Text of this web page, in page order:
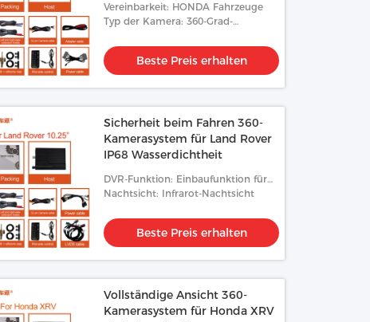
Vereinbarkeit: HONDA Fahrzeuge
Typ der Kamera: 360-Grad-
Beste Preis erhalten
Sicherheit beim Fahren 360-
Kamerasystem für Land Rover
IP68 Wasserdichtheit
DVR-Funktion: Einbaufunktion für
DVR
Nachtsicht: Infrarot-Nachtsicht
Beste Preis erhalten
Vollständige Ansicht 360-
Kamerasystem für Honda XRV